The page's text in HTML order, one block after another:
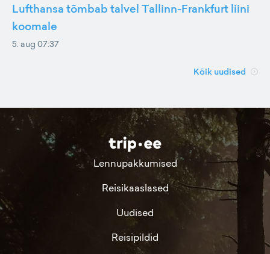
Lufthansa tõmbab talvel Tallinn-Frankfurt liini
koomale
5. aug 07:37
Kõik uudised
Lennupakkumised
Reisikaaslased
Uudised
Reisipildid